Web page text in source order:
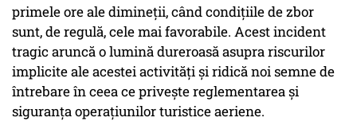
primele ore ale dimineții, când condițiile de zbor
sunt, de regulă, cele mai favorabile. Acest incident
tragic aruncă o lumină dureroasă asupra riscurilor
implicite ale acestei activități și ridică noi semne de
întrebare în ceea ce privește reglementarea și
siguranța operațiunilor turistice aeriene.